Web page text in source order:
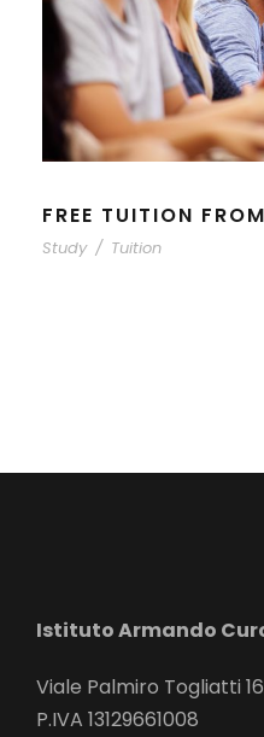
FREE TUITION
Study / Tuition
Istituto Armando
Viale Palmiro Togliatti
P.IVA 13129661008